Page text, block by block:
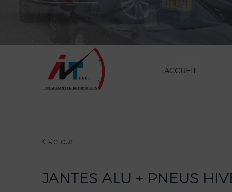
ACCUEIL
Retour
JANTES ALU + PNEUS